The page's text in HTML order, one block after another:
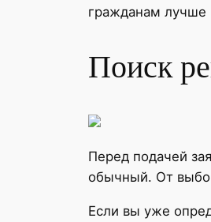
гражданам лучше
Поиск
Перед подачей
обычный. От
Если вы уже